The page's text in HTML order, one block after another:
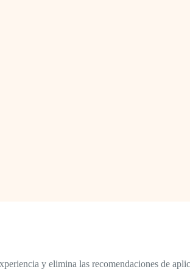
y elimina las recomendaciones de